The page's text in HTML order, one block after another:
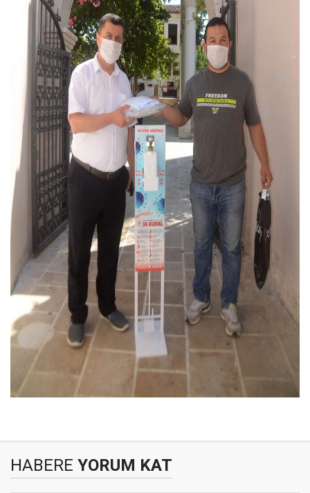
HABERE YORUM KAT